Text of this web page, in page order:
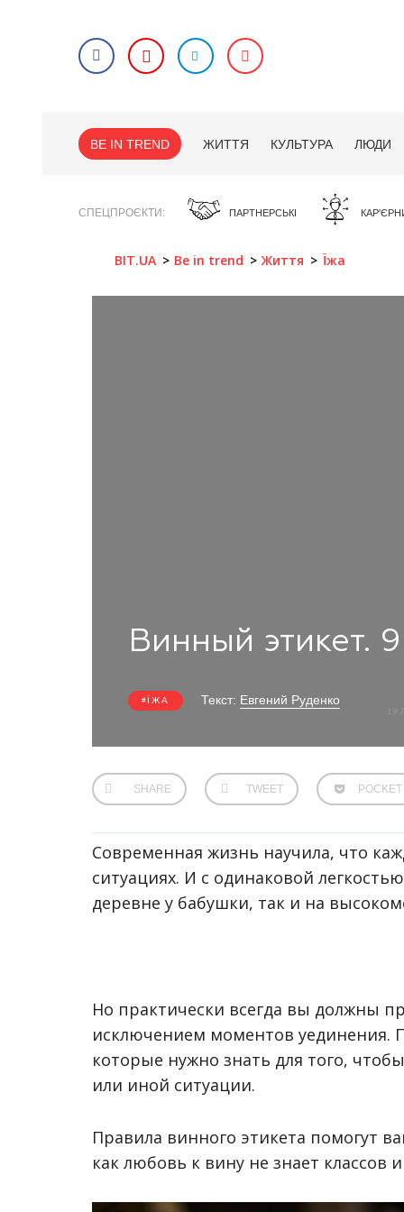
BE IN TREND ЖИТТЯ КУЛЬТУРА ЛЮДИ
СПЕЦПРОЄКТИ ПАРТНЕРСЬКІ
BIT.UA Be in trend Життя Їжа
Винный этикет.
ЇЖА Текст: Евгений Руденко
19
SHARE TWEET POCKET
Современная жизнь научила, что
ситуациях. И с одинаковой
деревне у бабушки, так и на
Но практически всегда вы должны
исключением моментов уединения.
которые нужно знать для того,
или иной ситуации.
Правила винного этикета помогут
как любовь к вину не знает классов